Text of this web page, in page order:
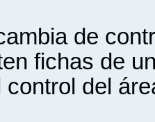
de
fichas de
control del